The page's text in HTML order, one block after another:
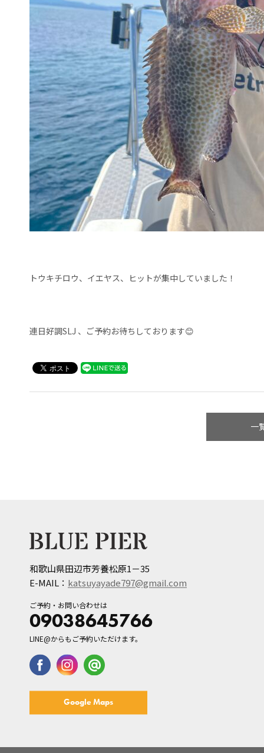
トウキチロウ、イエヤス、ヒットが集中していました！
連日好調SLJ 、ご予約お待ちしております😊
一
和歌山県田辺市芳養松原1－35
E-MAIL： katsuyayade797@gmail.com
ご予約・お問い合わせは
09038645766
LINE@からもご予約いただけます。
Google Maps